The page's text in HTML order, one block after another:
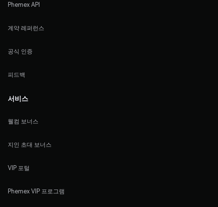
Phemex API
계약 레퍼런스
공식 인증
피드백
서비스
웰컴 보너스
지인 초대 보너스
VIP 포털
Phemex VIP 프로그램